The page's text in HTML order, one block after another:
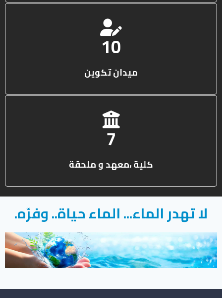
13
ميدان تكوين
10
كلية ،معهد و ملحقة
لا تهدر الماء... الماء حياة.. وفرّه.